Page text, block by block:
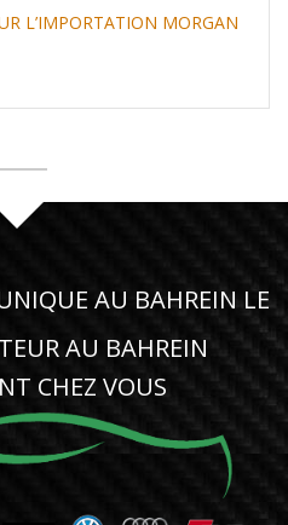
L’IMPORTATION MORGAN
AU BAHREIN LE
AU BAHREIN
CHEZ VOUS